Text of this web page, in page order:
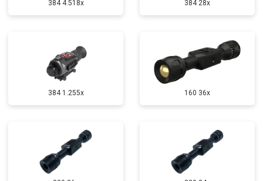
384 4.518x 384 28x
384 1.255х 160 36x